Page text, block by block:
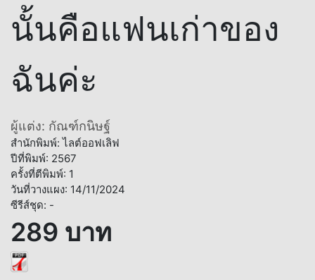
นั้นคือแฟนเก่าของ
ฉันค่ะ
ผู้แต่ง: กัณฑ์กนิษฐ์
สำนักพิมพ์: ไลต์ออฟเลิฟ
ปีที่พิมพ์: 2567
ครั้งที่ตีพิมพ์: 1
วันที่วางแผง: 14/11/2024
ซีรีส์ชุด: -
289 บาท